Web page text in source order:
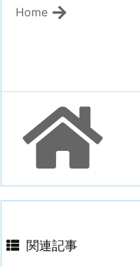
Home
関連記事